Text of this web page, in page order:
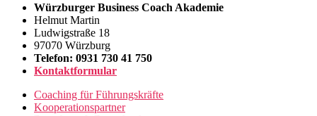
Würzburger Business Coach Akademie
Helmut Martin
Ludwigstraße 18
97070 Würzburg
Telefon: 0931 730 41 750
Kontaktformular
Coaching für Führungskräfte
Kooperationspartner